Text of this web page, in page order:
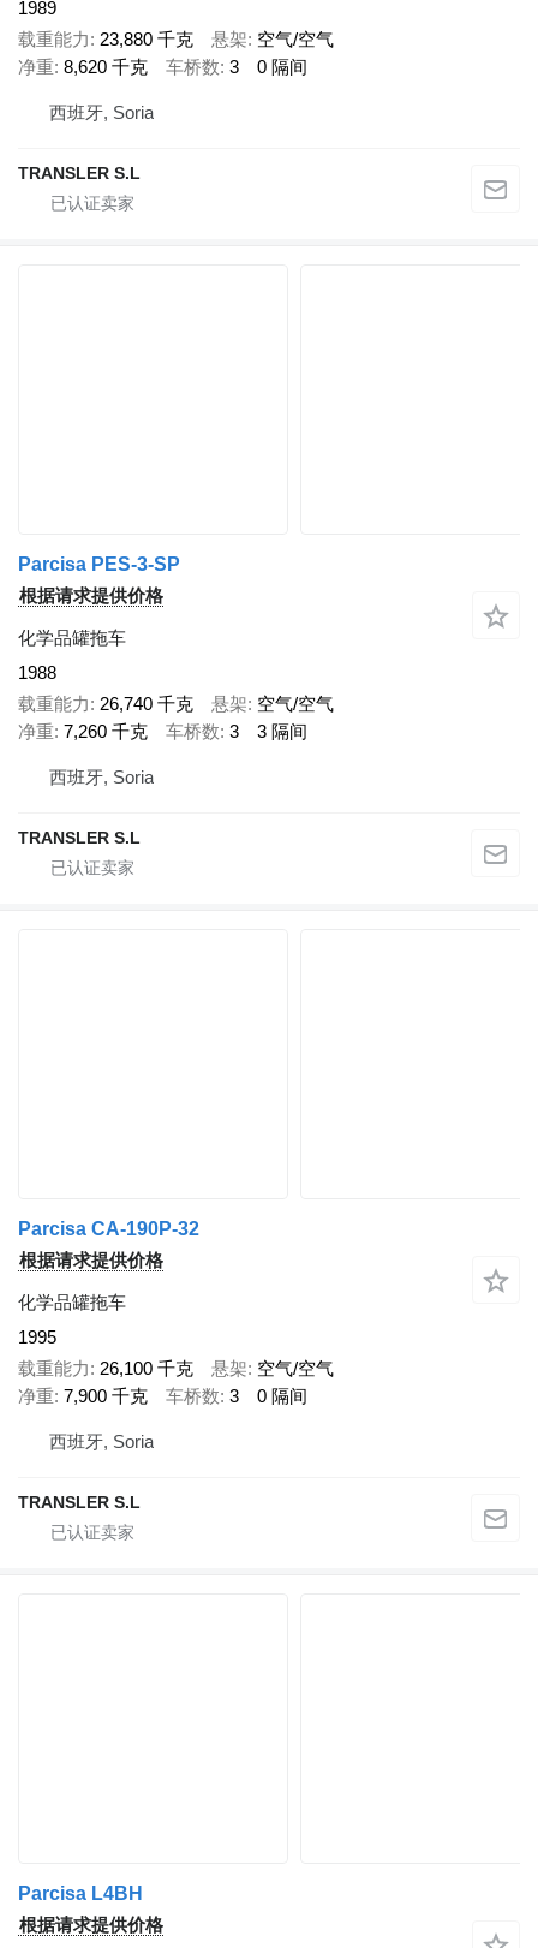
1989
载重能力
23,880 千克 悬架 空气/空气
净重 8,620 千克 车桥数 3 0 隔间
西班牙, Soria
TRANSLER S.L
Parcisa PES-3-SP
根据请求提供价格
化学品罐拖车
1988
载重能力
26,740 千克 悬架 空气/空气
净重 7,260 千克 车桥数 3 3 隔间
西班牙, Soria
TRANSLER S.L
Parcisa CA-190P-32
根据请求提供价格
化学品罐拖车
1995
载重能力
26,100 千克 悬架 空气/空气
净重 7,900 千克 车桥数 3 0 隔间
西班牙, Soria
TRANSLER S.L
Parcisa L4BH
根据请求提供价格